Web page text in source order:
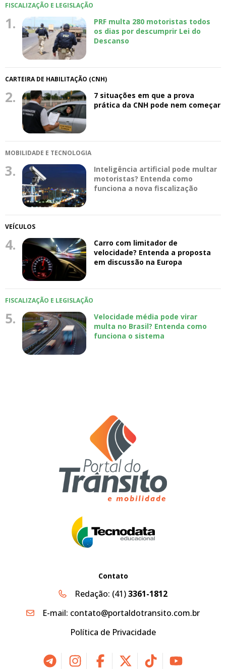
FISCALIZAÇÃO E LEGISLAÇÃO
1.
PRF multa 280 motoristas todos
os dias por descumprir Lei do
Descanso
CARTEIRA DE HABILITAÇÃO (CNH)
2.
7 situações em que a prova
prática da CNH pode nem começar
MOBILIDADE E TECNOLOGIA
3.
Inteligência artificial pode multar
motoristas? Entenda como
funciona a nova fiscalização
VEÍCULOS
4.
Carro com limitador de
velocidade? Entenda a proposta
em discussão na Europa
FISCALIZAÇÃO E LEGISLAÇÃO
5.
Velocidade média pode virar
multa no Brasil? Entenda como
funciona o sistema
Contato
Redação: (41)3361-1812
E-mail: contato@portaldotransito.com.br
Política de Privacidade